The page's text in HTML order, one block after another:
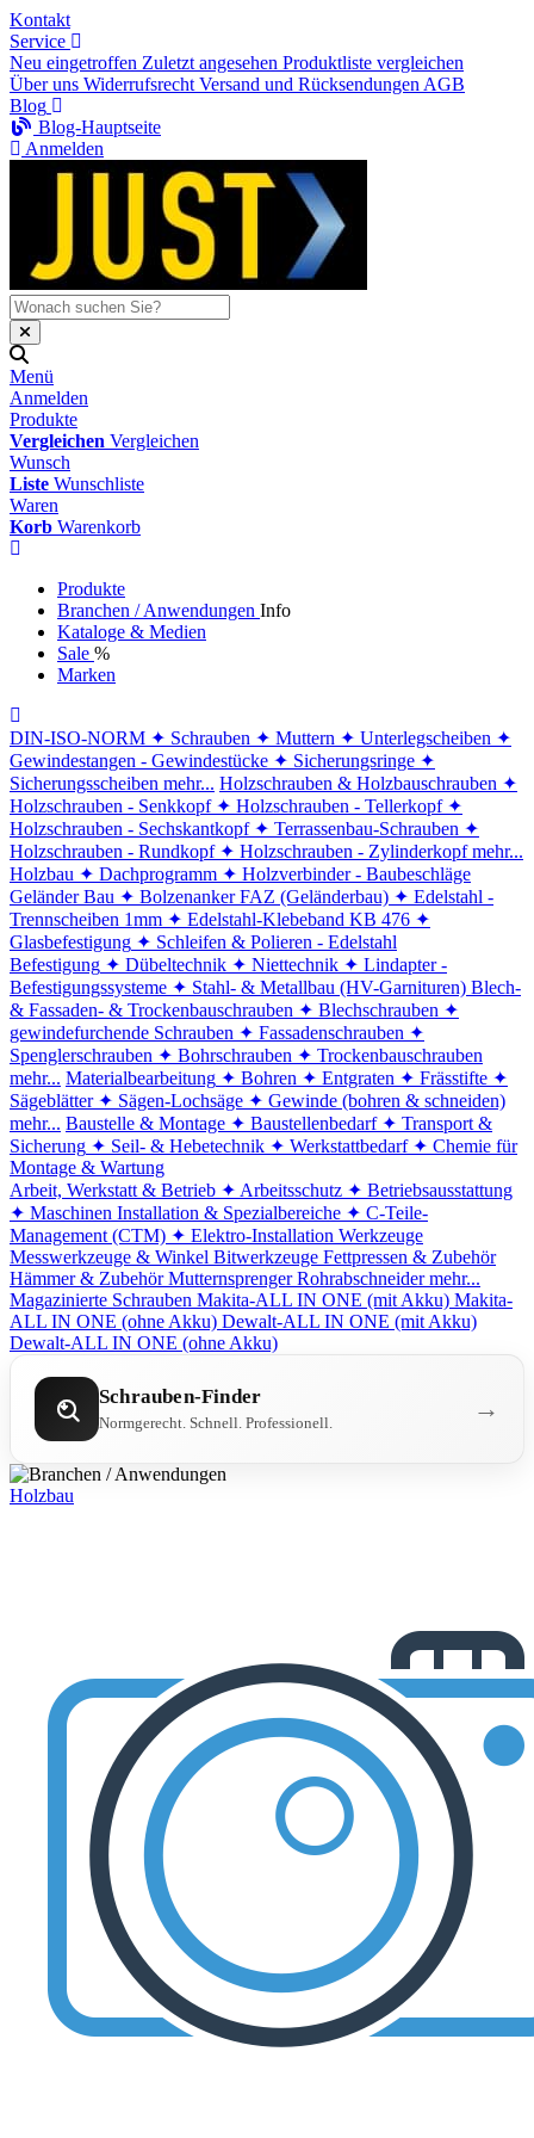
Kontakt
Service
Neu eingetroffen Zuletzt angesehen Produktliste vergleichen
Über uns Widerrufsrecht Versand und Rücksendungen AGB
Blog
Blog-Hauptseite
Anmelden
Menü
Anmelden
Produkte
Vergleichen Vergleichen
Wunsch
Liste Wunschliste
Waren
Korb Warenkorb
Produkte
Branchen / Anwendungen Info
Kataloge & Medien
Sale %
Marken
DIN-ISO-NORM ✦ Schrauben ✦ Muttern ✦ Unterlegscheiben ✦
Gewindestangen - Gewindestücke ✦ Sicherungsringe ✦
Sicherungsscheiben mehr... Holzschrauben & Holzbauschrauben ✦
Holzschrauben - Senkkopf ✦ Holzschrauben - Tellerkopf ✦
Holzschrauben - Sechskantkopf ✦ Terrassenbau-Schrauben ✦
Holzschrauben - Rundkopf ✦ Holzschrauben - Zylinderkopf mehr...
Holzbau ✦ Dachprogramm ✦ Holzverbinder - Baubeschläge
Geländer Bau ✦ Bolzenanker FAZ (Geländerbau) ✦ Edelstahl -
Trennscheiben 1mm ✦ Edelstahl-Klebeband KB 476 ✦
Glasbefestigung ✦ Schleifen & Polieren - Edelstahl
Befestigung ✦ Dübeltechnik ✦ Niettechnik ✦ Lindapter -
Befestigungssysteme ✦ Stahl- & Metallbau (HV-Garnituren) Blech-
& Fassaden- & Trockenbauschrauben ✦ Blechschrauben ✦
gewindefurchende Schrauben ✦ Fassadenschrauben ✦
Spenglerschrauben ✦ Bohrschrauben ✦ Trockenbauschrauben
mehr... Materialbearbeitung ✦ Bohren ✦ Entgraten ✦ Frässtifte ✦
Sägeblätter ✦ Sägen-Lochsäge ✦ Gewinde (bohren & schneiden)
mehr... Baustelle & Montage ✦ Baustellenbedarf ✦ Transport &
Sicherung ✦ Seil- & Hebetechnik ✦ Werkstattbedarf ✦ Chemie für
Montage & Wartung
Arbeit, Werkstatt & Betrieb ✦ Arbeitsschutz ✦ Betriebsausstattung
✦ Maschinen Installation & Spezialbereiche ✦ C-Teile-
Management (CTM) ✦ Elektro-Installation Werkzeuge
Messwerkzeuge & Winkel Bitwerkzeuge Fettpressen & Zubehör
Hämmer & Zubehör Mutternsprenger Rohrabschneider mehr...
Magazinierte Schrauben Makita-ALL IN ONE (mit Akku) Makita-
ALL IN ONE (ohne Akku) Dewalt-ALL IN ONE (mit Akku)
Dewalt-ALL IN ONE (ohne Akku)
Schrauben-Finder
Normgerecht. Schnell. Professionell. →
Holzbau